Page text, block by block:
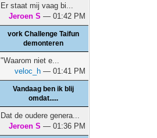
Er staat mij vaag bi...
Jeroen S — 01:42 PM
vork Challenge Taifun
demonteren
"Waarom niet e...
veloc_h — 01:41 PM
Vandaag ben ik blij
omdat.....
Dat de oudere genera...
Jeroen S — 01:36 PM